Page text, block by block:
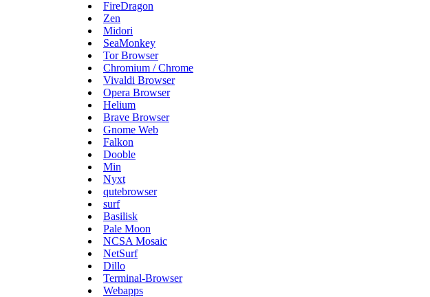
FireDragon
Zen
Midori
SeaMonkey
Tor Browser
Chromium / Chrome
Vivaldi Browser
Opera Browser
Helium
Brave Browser
Gnome Web
Falkon
Dooble
Min
Nyxt
qutebrowser
surf
Basilisk
Pale Moon
NCSA Mosaic
NetSurf
Dillo
Terminal-Browser
Webapps